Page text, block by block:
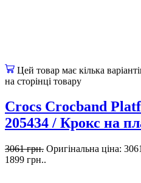
Цей товар має кілька
на сторінці товару
Crocs Crocband
205434 / Крокс на
3061грн. Оригінальна ціна:
1899 грн..